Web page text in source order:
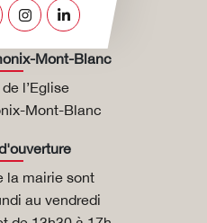
le compte Facebook
vers la chaîne Youtube
Lien vers le compte
Lien vers le compte
Mont-Blanc
l’Eglise
Mont-Blanc
la mairie sont
au vendredi